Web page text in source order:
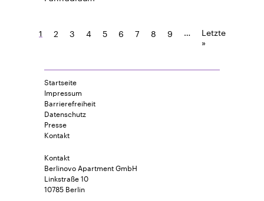
1 2 3 4 5 6 7 8 9 … Letzte
»
Startseite
Impressum
Barrierefreiheit
Datenschutz
Presse
Kontakt
Kontakt
Berlinovo Apartment GmbH
Linkstraße 10
10785 Berlin